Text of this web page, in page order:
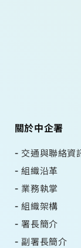
關於中企署
交通與聯絡資
組織沿革
業務執掌
組織架構
署長簡介
副署長簡介